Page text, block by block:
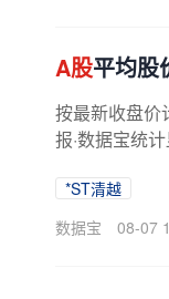
A股平均股
按最新收盘价
报·数据宝统
*ST清越
数据宝
08-07